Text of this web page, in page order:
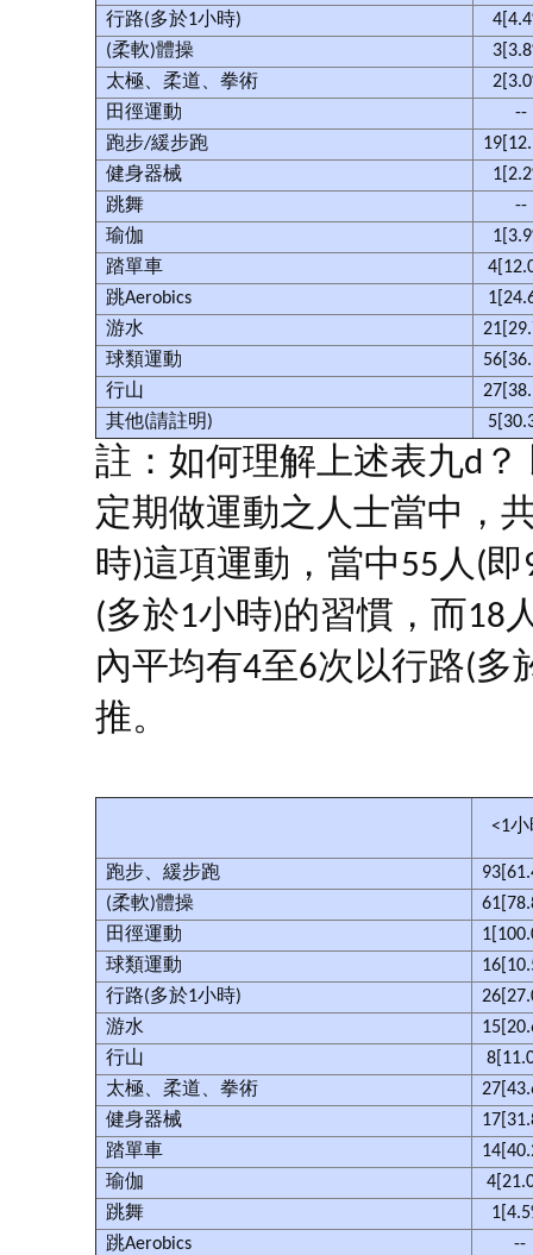
行路(多於1小時)
(柔軟)體操
太極、柔道、拳術
田徑運動
--
跑步/緩步跑
健身器械
跳舞
--
瑜伽
踏單車
跳Aerobics
游水
球類運動
行山
其他(請註明)
註：如何理解上述表九d？
定期做運動之人士當中，
時)這項運動，當中55人(
(多於1小時)的習慣，而18
內平均有4至6次以行路(多
推。
<1
跑步、緩步跑
(柔軟)體操
田徑運動
球類運動
行路(多於1小時)
游水
行山
太極、柔道、拳術
健身器械
踏單車
瑜伽
跳舞
跳Aerobics
--